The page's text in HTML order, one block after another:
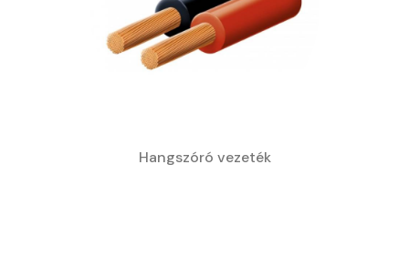
Hangszóró vezeték